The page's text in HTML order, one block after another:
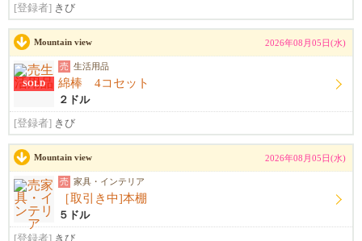
[登録者] きび
Mountain view 2026年08月05日(水)
SOLD
売 生活用品
綿棒 4コセット
２ドル
[登録者] きび
Mountain view 2026年08月05日(水)
売 家具・インテリア
［取引き中]本棚
５ドル
[登録者] きび